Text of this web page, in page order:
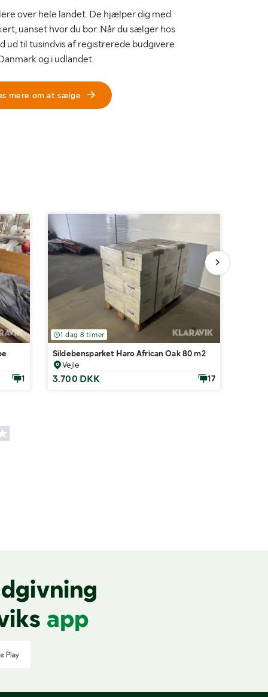
over hele landet. De hjælper dig med
uanset hvor du bor. Når du sælger hos
ud til tusindvis af registrerede budgivere
og i udlandet.
mere om at sælge
1
1 dag 8 timer
Sildebensparket Haro African Oak 80 m2
Vejle
3.700 DKK 17
app